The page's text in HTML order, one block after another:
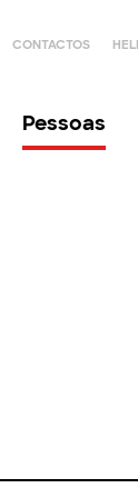
CONTACTOS
Pessoas